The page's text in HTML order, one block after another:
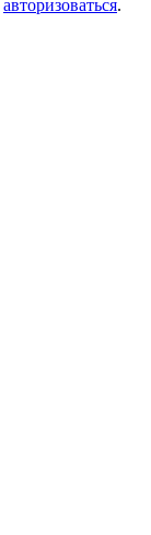
авторизоваться.